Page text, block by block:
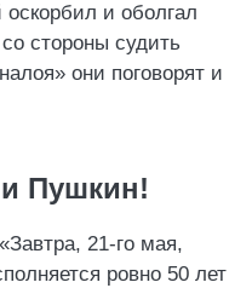
и оболгал
стороны судить
они поговорят и
Пушкин!
«Завтра, 21-го мая,
ровно 50 лет